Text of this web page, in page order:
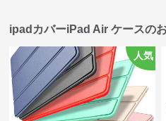
ipadカバーiPad Air ケースの
人気